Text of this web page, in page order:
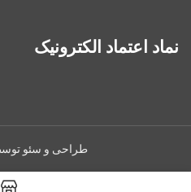
نماد اعتماد الکترونیک
طراحی و سئو